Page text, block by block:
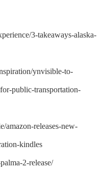
3-takeaways-alaska-
ynvisible-to-
public-transportation-
amazon-releases-new-
kindles
2-release/